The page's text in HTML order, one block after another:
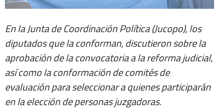
En la Junta de Coordinación Política (Jucopo), los
diputados que la conforman, discutieron sobre la
aprobación de la convocatoria a la reforma judicial,
así como la conformación de comités de
evaluación para seleccionar a quienes participarán
en la elección de personas juzgadoras.